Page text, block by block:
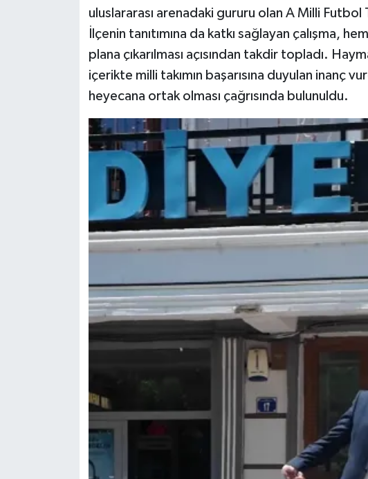
uluslararası arenadaki gururu olan A Milli Futbol
İlçenin tanıtımına da katkı sağlayan çalışma,
plana çıkarılması açısından takdir topladı.
içerikte milli takımın başarısına duyulan inanç
heyecana ortak olması çağrısında bulunuldu.